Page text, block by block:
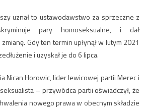
uznał to ustawodawstwo za sprzeczne z
pary homoseksualne, i dał
Gdy ten termin upłynął w lutym 2021
i uzyskał je do 6 lipca.
Nican Horowic, lider lewicowej partii Merec i
– przywódca partii oświadczył, że
nowego prawa w obecnym składzie